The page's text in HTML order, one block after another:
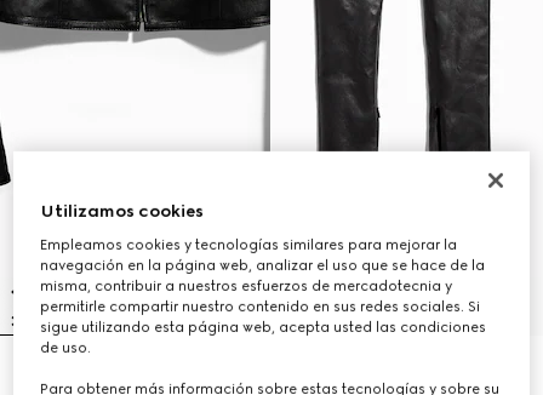
Utilizamos cookies
Empleamos cookies y tecnologías similares para mejorar la
navegación en la página web, analizar el uso que se hace de la
misma, contribuir a nuestros esfuerzos de mercadotecnia y
permitirle compartir nuestro contenido en sus redes sociales. Si
sigue utilizando esta página web, acepta usted las condiciones
de uso.
Para obtener más información sobre estas tecnologías y sobre su